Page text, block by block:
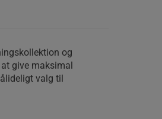
og
give maksimal
valg til